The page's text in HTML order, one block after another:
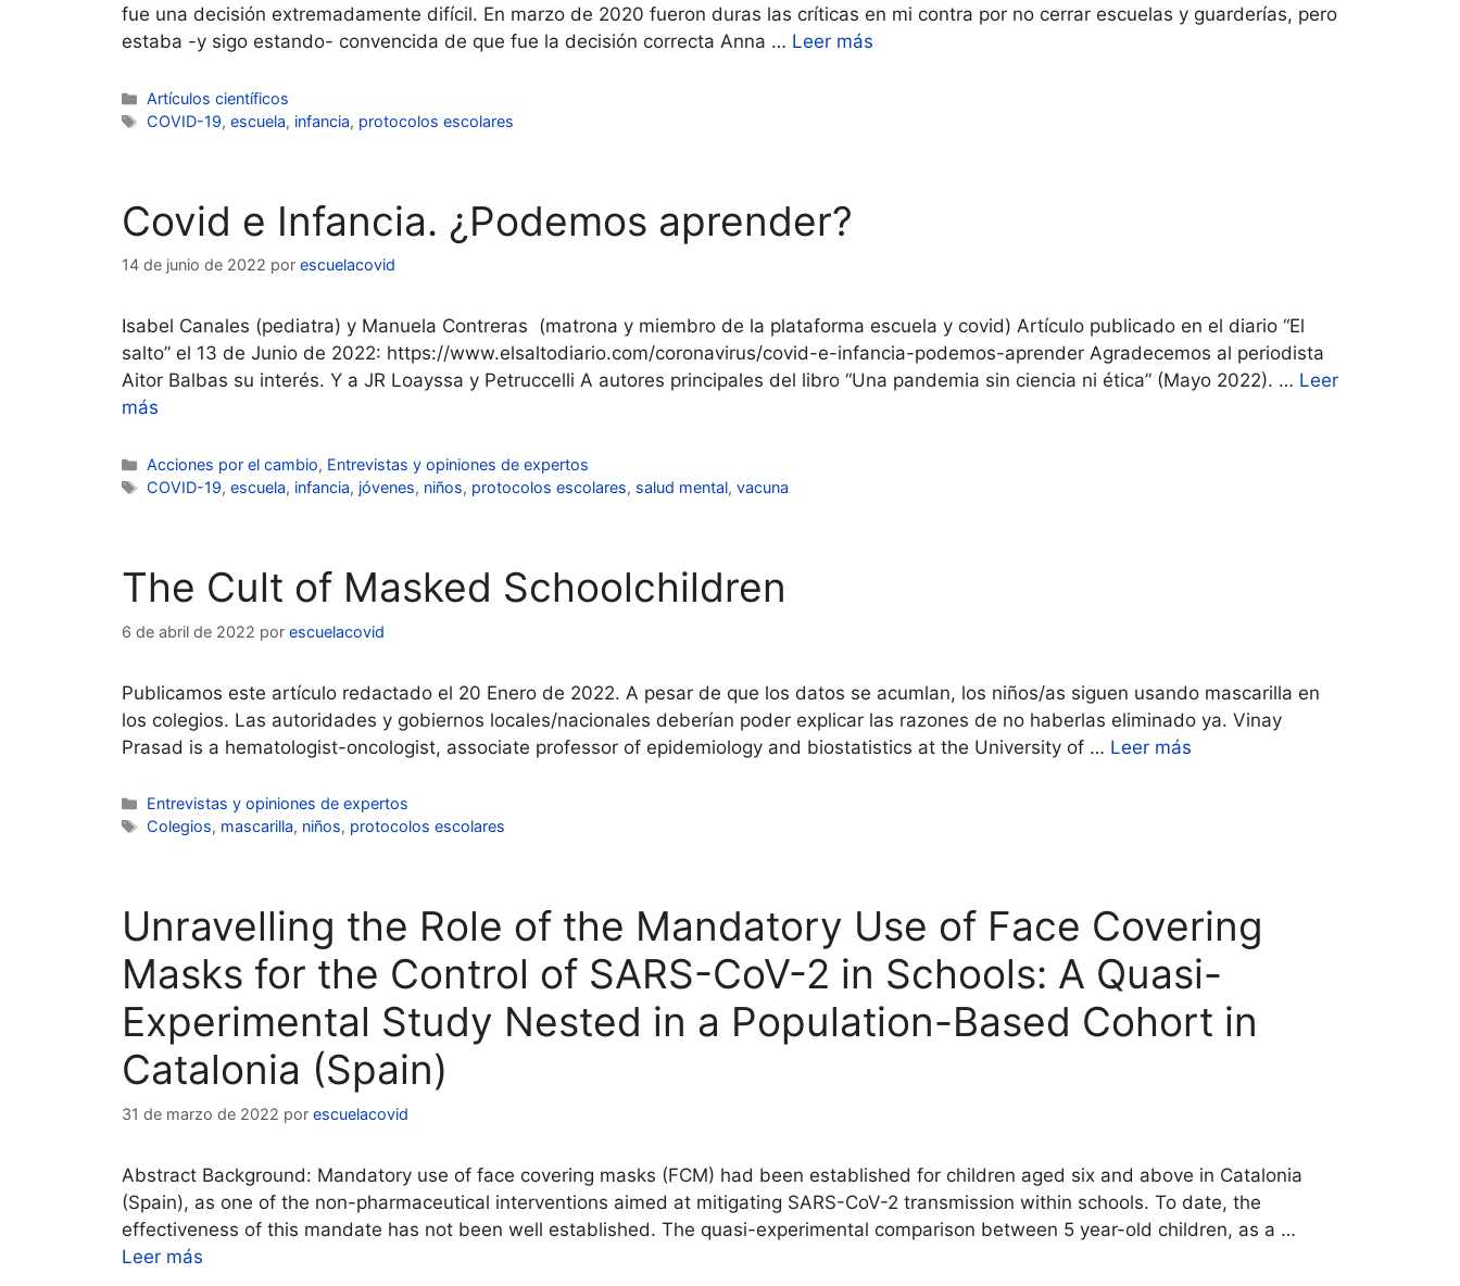
fue una decisión extremadamente difícil. En marzo de 2020 fueron duras las críticas en mi contra por no cerrar escuelas y guarderías, pero
estaba -y sigo estando- convencida de que fue la decisión correcta Anna … Leer más
Categorías
Artículos científicos
Etiquetas
COVID-19,escuela, infancia, protocolos escolares
Covid e Infancia. ¿Podemos aprender?
14 de junio de 2022 por escuelacovid
Isabel Canales (pediatra) y Manuela Contreras (matrona y miembro de la plataforma escuela y covid) Artículo publicado en el diario “El
salto” el 13 de Junio de 2022: https://www.elsaltodiario.com/coronavirus/covid-e-infancia-podemos-aprender Agradecemos al periodista
Aitor Balbas su interés. Y a JR Loayssa y Petruccelli A autores principales del libro “Una pandemia sin ciencia ni ética” (Mayo 2022). … Leer
más
Categorías
Acciones por el cambio, Entrevistas y opiniones de expertos
Etiquetas
COVID-19,escuela, infancia, jóvenes, niños, protocolos escolares, salud mental,vacuna
The Cult of Masked Schoolchildren
6 de abril de 2022 por escuelacovid
Publicamos este artículo redactado el 20 Enero de 2022. A pesar de que los datos se acumlan, los niños/as siguen usando mascarilla en
los colegios. Las autoridades y gobiernos locales/nacionales deberían poder explicar las razones de no haberlas eliminado ya. Vinay
Prasad is a hematologist-oncologist, associate professor of epidemiology and biostatistics at the University of … Leer más
Categorías
Entrevistas y opiniones de expertos
Etiquetas
Colegios, mascarilla, niños, protocolos escolares
Unravelling the Role of the Mandatory Use of Face Covering
Masks for the Control of SARS-CoV-2 in Schools: A Quasi-
Experimental Study Nested in a Population-Based Cohort in
Catalonia (Spain)
31 de marzo de 2022 por escuelacovid
Abstract Background: Mandatory use of face covering masks (FCM) had been established for children aged six and above in Catalonia
(Spain), as one of the non-pharmaceutical interventions aimed at mitigating SARS-CoV-2 transmission within schools. To date, the
effectiveness of this mandate has not been well established. The quasi-experimental comparison between 5 year-old children, as a …
Leer más